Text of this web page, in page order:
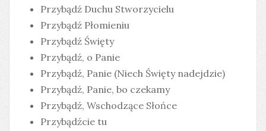
Przybądź Duchu Stworzycielu
Przybądź Płomieniu
Przybądź Święty
Przybądź, o Panie
Przybądź, Panie (Niech Święty nadejdzie)
Przybądź, Panie, bo czekamy
Przybądź, Wschodzące Słońce
Przybądźcie tu